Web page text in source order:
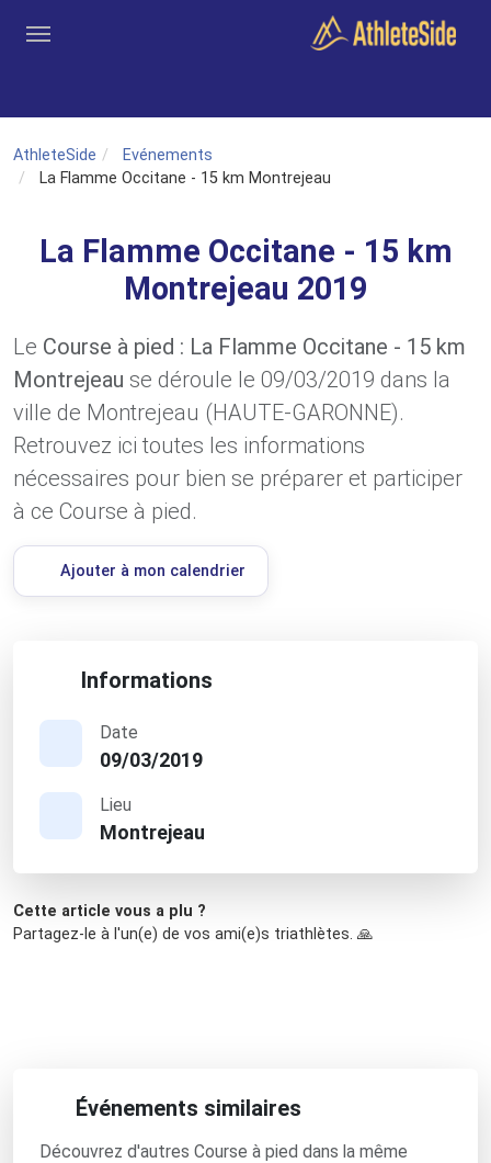
AthleteSide
Evénements
La Flamme Occitane - 15 km Montrejeau
La Flamme Occitane - 15 km
Montrejeau 2019
Le Course à pied : La Flamme Occitane - 15 km
Montrejeau se déroule le 09/03/2019 dans la
ville de Montrejeau (HAUTE-GARONNE).
Retrouvez ici toutes les informations
nécessaires pour bien se préparer et participer
à ce Course à pied.
Ajouter à mon calendrier
Informations
Date
09/03/2019
Lieu
Montrejeau
Cette article vous a plu ?
Partagez-le à l'un(e) de vos ami(e)s triathlètes. 🙏
Événements similaires
Découvrez d'autres Course à pied dans la même